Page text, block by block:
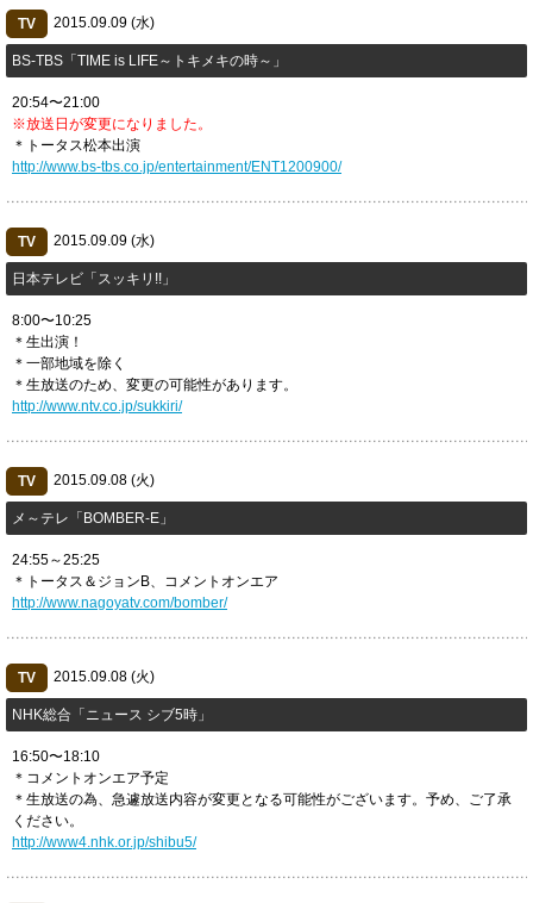
TV 2015.09.09 (水)
BS-TBS「TIME is LIFE～トキメキの時～」
20:54〜21:00
※放送日が変更になりました。
＊トータス松本出演
http://www.bs-tbs.co.jp/entertainment/ENT1200900/
TV 2015.09.09 (水)
日本テレビ「スッキリ!!」
8:00〜10:25
＊生出演！
＊一部地域を除く
＊生放送のため、変更の可能性があります。
http://www.ntv.co.jp/sukkiri/
TV 2015.09.08 (火)
メ～テレ「BOMBER-E」
24:55～25:25
＊トータス＆ジョンB、コメントオンエア
http://www.nagoyatv.com/bomber/
TV 2015.09.08 (火)
NHK総合「ニュース シブ5時」
16:50〜18:10
＊コメントオンエア予定
＊生放送の為、急遽放送内容が変更となる可能性がございます。予め、ご了承
ください。
http://www4.nhk.or.jp/shibu5/